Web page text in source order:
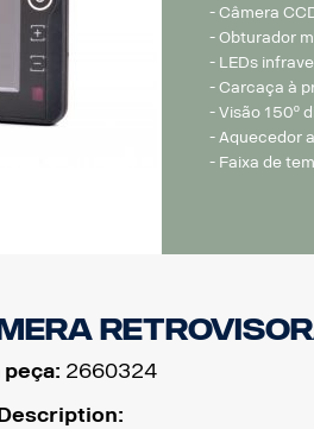
- Câmera
- Obturador
- LEDs
- Carcaça à
- Visão 150º
- Aquecedor
- Faixa de
peça: 2660324